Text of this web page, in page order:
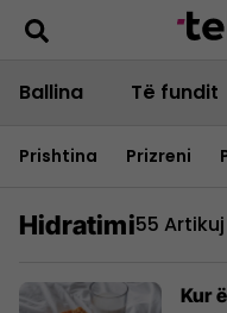
Ballina Të fundit
Prishtina Prizreni
Hidratimi55 Artikuj
Kur